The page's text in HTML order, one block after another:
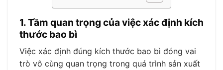
1. Tầm quan trọng của việc xác định kích
thước bao bì
Việc xác định đúng kích thước bao bì đóng vai
trò vô cùng quan trọng trong quá trình sản xuất